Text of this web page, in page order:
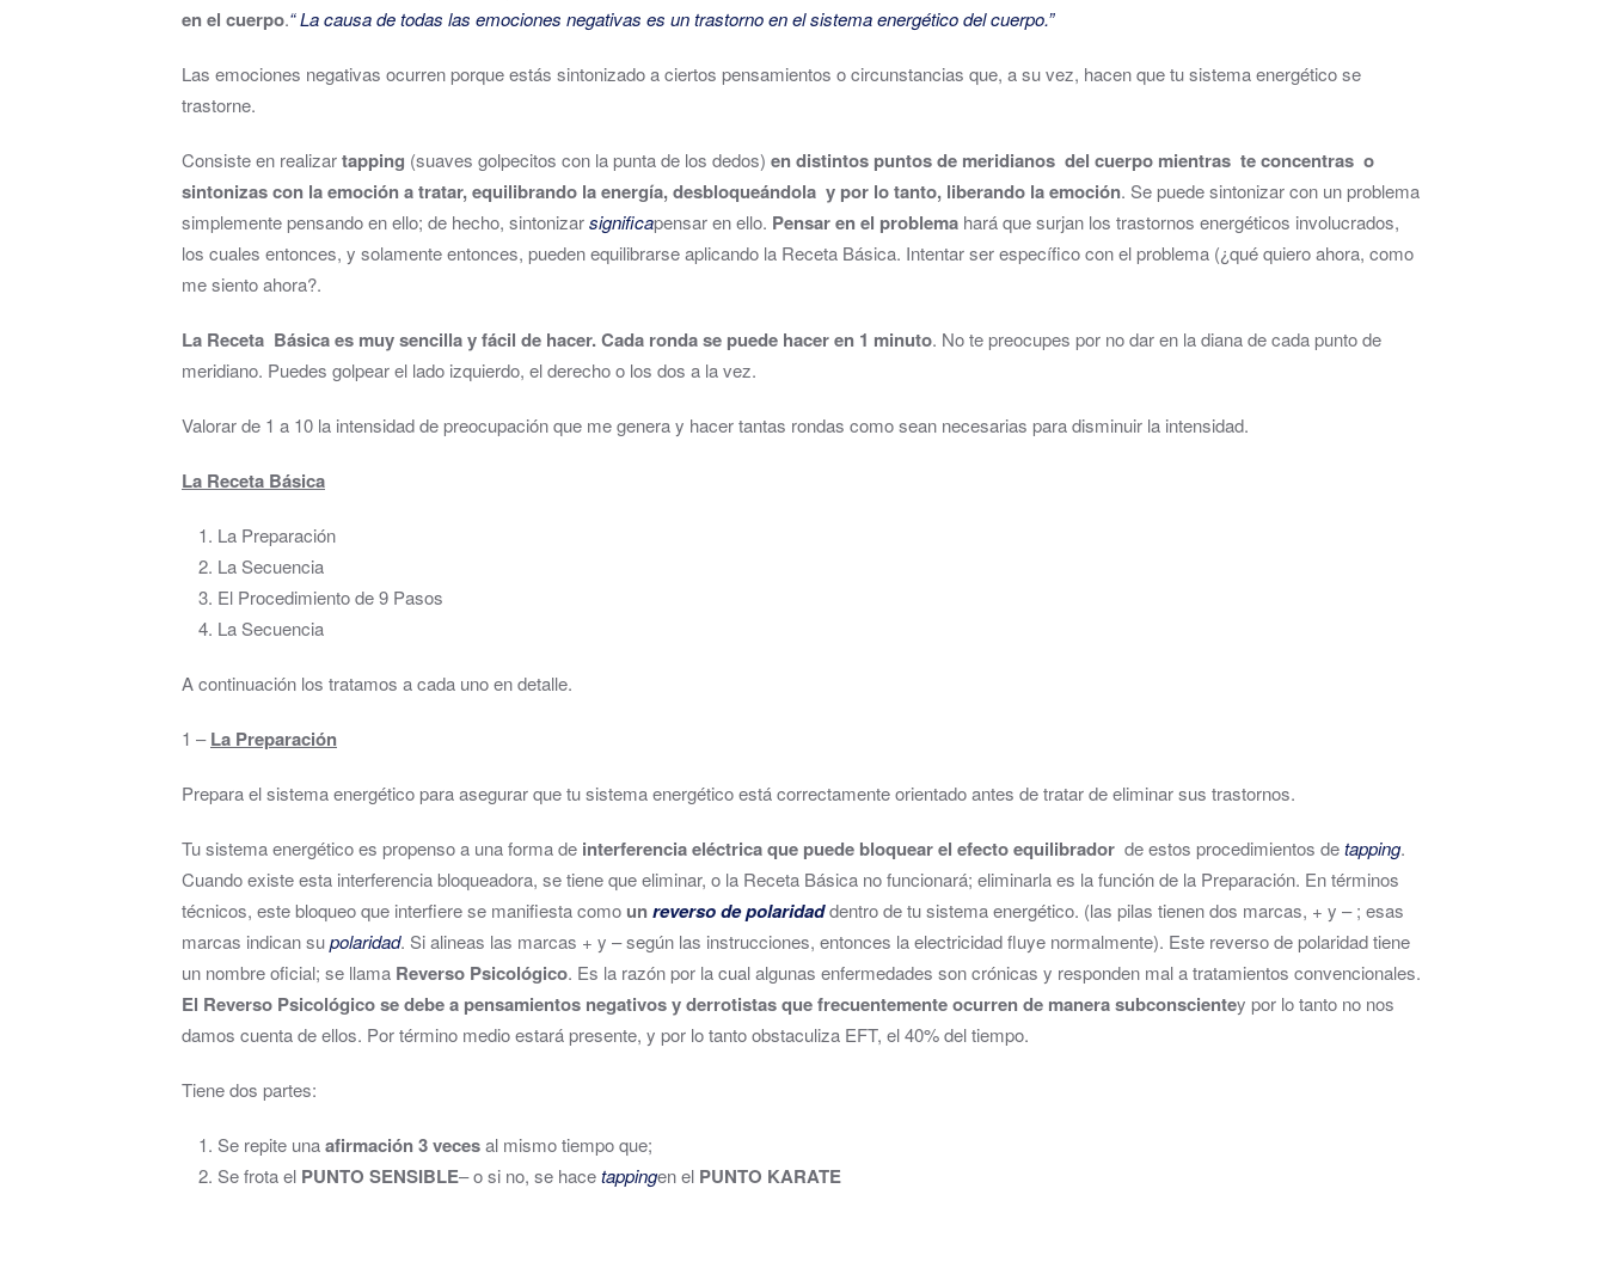
en el cuerpo.“ La causa de todas las emociones negativas es un trastorno en el sistema energético del cuerpo.”
Las emociones negativas ocurren porque estás sintonizado a ciertos pensamientos o circunstancias que, a su vez, hacen que tu sistema energético se
trastorne.
Consiste en realizartapping (suaves golpecitos con la punta de los dedos) en distintos puntos de meridianos del cuerpo mientras te concentras o
sintonizas con la emoción a tratar, equilibrando la energía, desbloqueándola y por lo tanto, liberando la emoción. Se puede sintonizar con un problema
simplemente pensando en ello; de hecho, sintonizarsignificapensar en ello. Pensar en el problema hará que surjan los trastornos energéticos involucrados,
los cuales entonces, y solamente entonces, pueden equilibrarse aplicando la Receta Básica. Intentar ser específico con el problema (¿qué quiero ahora, como
me siento ahora?.
La Receta Básica es muy sencilla y fácil de hacer. Cada ronda se puede hacer en 1 minuto. No te preocupes por no dar en la diana de cada punto de
meridiano. Puedes golpear el lado izquierdo, el derecho o los dos a la vez.
Valorar de 1 a 10 la intensidad de preocupación que me genera y hacer tantas rondas como sean necesarias para disminuir la intensidad.
La Receta Básica
La Preparación
La Secuencia
El Procedimiento de 9 Pasos
La Secuencia
A continuación los tratamos a cada uno en detalle.
1 –La Preparación
Prepara el sistema energético para asegurar que tu sistema energético está correctamente orientado antes de tratar de eliminar sus trastornos.
Tu sistema energético es propenso a una forma de interferencia eléctrica que puede bloquear el efecto equilibrador de estos procedimientos detapping.
Cuando existe esta interferencia bloqueadora, se tiene que eliminar, o la Receta Básica no funcionará; eliminarla es la función de la Preparación. En términos
técnicos, este bloqueo que interfiere se manifiesta como unreverso de polaridaddentro de tu sistema energético. (las pilas tienen dos marcas, + y – ; esas
marcas indican supolaridad. Si alineas las marcas + y – según las instrucciones, entonces la electricidad fluye normalmente). Este reverso de polaridad tiene
un nombre oficial; se llama Reverso Psicológico. Es la razón por la cual algunas enfermedades son crónicas y responden mal a tratamientos convencionales.
El Reverso Psicológico se debe a pensamientos negativos y derrotistas que frecuentemente ocurren de manera subconscientey por lo tanto no nos
damos cuenta de ellos. Por término medio estará presente, y por lo tanto obstaculiza EFT, el 40% del tiempo.
Tiene dos partes:
Se repite unaafirmación 3 vecesal mismo tiempo que;
Se frota el PUNTO SENSIBLE– o si no, se hacetappingen el PUNTO KARATE